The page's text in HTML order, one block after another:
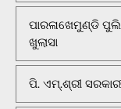
ପାରଳାଖେମୁଣ୍ଡି
ଖୁଲାସା
ପି. ଏମ୍.ଶ୍ରୀ